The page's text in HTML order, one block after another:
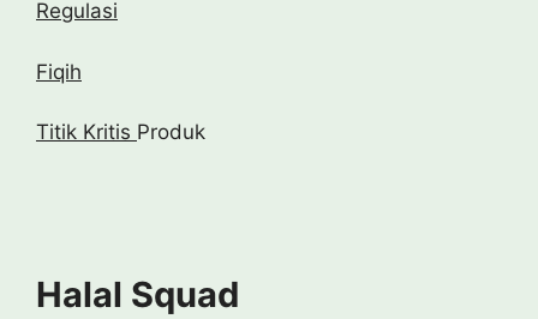
Regulasi
Fiqih
Titik Kritis Produk
Halal Squad